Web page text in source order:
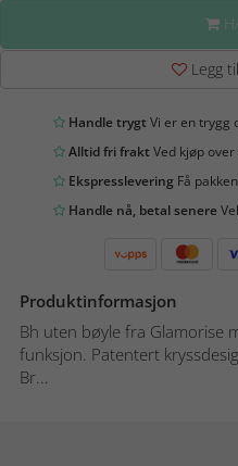
Legg
Handle trygtVi er en trygg
Alltid fri fraktVed kjøp over
Ekspresslevering Få
Handle nå, betal senere
Produktinformasjon
Bh uten bøyle fra Glamorise
funksjon. Patentert
Br...